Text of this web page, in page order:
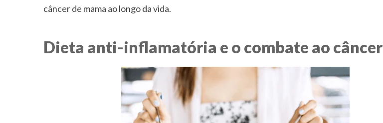
câncer de mama ao longo da vida.
Dieta anti-inflamatória e o combate ao câncer